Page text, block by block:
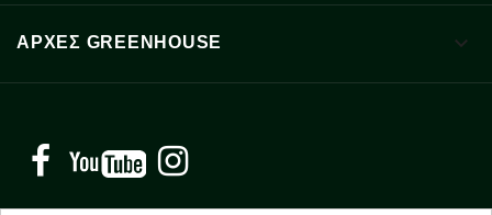
ΑΡΧΈΣ GREENHOUSE 
Facebook YouTube